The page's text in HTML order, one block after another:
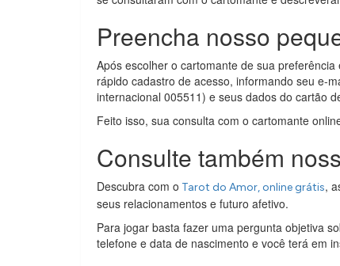
Preencha nosso
Após escolher o cartomante de sua
rápido cadastro de acesso, informando seu e-
internacional 005511) e seus dados do cartão
Feito isso, sua consulta com o cartomante
Consulte também
Descubra com o Tarot do Amor, online grátis,
seus relacionamentos e futuro afetivo.
Para jogar basta fazer uma pergunta objetiva
telefone e data de nascimento e você terá em